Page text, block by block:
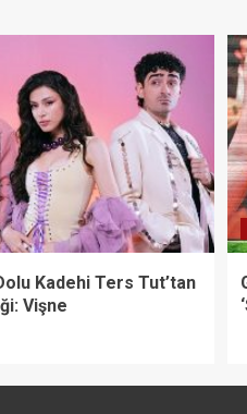
Kadehi Ters Tut’tan
Vişne